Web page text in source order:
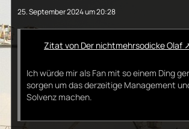
25. September 2024 um 20:28
Zitat von Der nichtmehrsodicke Olaf
Ich würde mir als Fan mit so einem Ding
sorgen um das derzeitige Management
Solvenz machen.